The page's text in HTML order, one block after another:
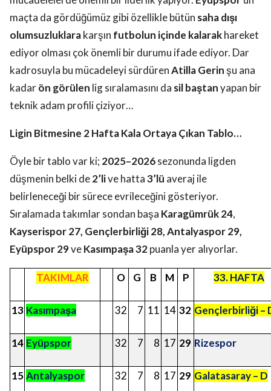
maçta da gördüğümüz gibi özellikle bütün saha dışı
olumsuzluklarakarşın futbolun içinde kalarakhareket
ediyor olması çok önemli bir durumu ifade ediyor. Dar
kadrosuyla bu mücadeleyi sürdürenAtilla Gerinşu ana
kadarön görülen lig sıralamasını da sil baştanyapan bir
teknik adam profili çiziyor…
Ligin Bitmesine 2 Hafta Kala Ortaya Çıkan Tablo…
Öyle bir tablo var ki; 2025–2026sezonunda ligden
düşmenin belki de2’live hatta3’lü averaj ile
belirleneceği bir sürece evrileceğini gösteriyor.
Sıralamada takımlar sondan başa Karagümrük 24,
Kayserispor 27, Gençlerbirliği 28, Antalyaspor 29,
Eyüpspor 29veKasımpaşa 32puanla yer alıyorlar.
TAKIMLAR O G B M P 33. HAFTA
13 Kasımpaşa 32 7 11 14 32 Gençlerbirliği –
14 Eyüpspor 32 7 8 17 29 Rizespor
15Antalyaspor 32 7 8 17 29 Galatasaray – D